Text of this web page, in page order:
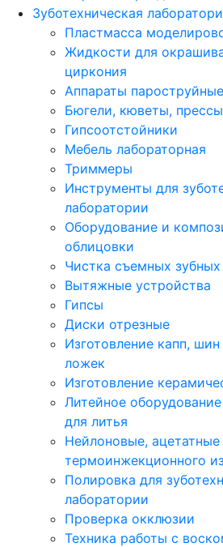
Зуботехническая
Пластмасса
Жидкости для
циркония
Аппараты пароструйные
Бюгели, кюветы,
Гипсоотстойники
Мебель лабораторная
Триммеры
Инструменты для
лаборатории
Оборудование и
облицовки
Чистка съемных зубных
Вытяжные устройства
Гипсы
Диски отрезные
Изготовление капп,
ложек
Изготовление
Литейное
для литья
Нейлоновые, ацетатные
термоинжекционного
Полировка для
лаборатории
Проверка окклюзии
Техника работы с